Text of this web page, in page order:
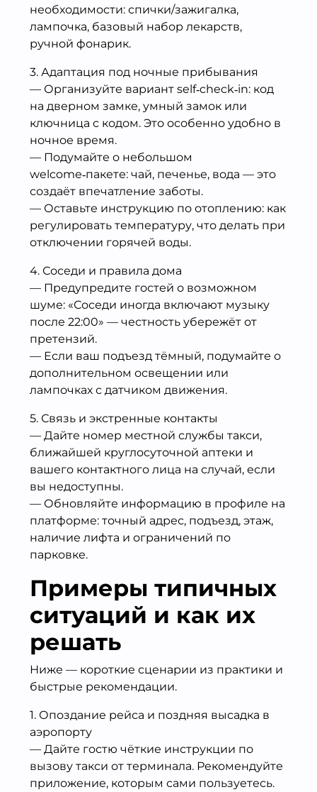
необходимости: спички/зажигалка,
лампочка, базовый набор лекарств,
ручной фонарик.
3. Адаптация под ночные прибывания
— Организуйте вариант self‑check‑in: код
на дверном замке, умный замок или
ключница с кодом. Это особенно удобно в
ночное время.
— Подумайте о небольшом
welcome‑пакете: чай, печенье, вода — это
создаёт впечатление заботы.
— Оставьте инструкцию по отоплению: как
регулировать температуру, что делать при
отключении горячей воды.
4. Соседи и правила дома
— Предупредите гостей о возможном
шуме: «Соседи иногда включают музыку
после 22:00» — честность убережёт от
претензий.
— Если ваш подъезд тёмный, подумайте о
дополнительном освещении или
лампочках с датчиком движения.
5. Связь и экстренные контакты
— Дайте номер местной службы такси,
ближайшей круглосуточной аптеки и
вашего контактного лица на случай, если
вы недоступны.
— Обновляйте информацию в профиле на
платформе: точный адрес, подъезд, этаж,
наличие лифта и ограничений по
парковке.
Примеры типичных
ситуаций и как их
решать
Ниже — короткие сценарии из практики и
быстрые рекомендации.
1. Опоздание рейса и поздняя высадка в
аэропорту
— Дайте гостю чёткие инструкции по
вызову такси от терминала. Рекомендуйте
приложение, которым сами пользуетесь.